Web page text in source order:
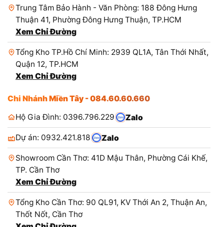
Trung Tâm Bảo Hành - Văn Phòng: 188 Đông Hưng
Thuận 41, Phường Đông Hưng Thuận, TP.HCM
Xem Chỉ Đường
Tổng Kho TP.Hồ Chí Minh: 2939 QL1A, Tân Thới Nhất,
Quận 12, TP.HCM
Xem Chỉ Đường
Chi Nhánh Miền Tây - 084.60.60.660
Hộ Gia Đình: 0396.796.229
Zalo
Dự án: 0932.421.818 Zalo
Showroom Cần Thơ: 41D Mậu Thân, Phường Cái Khế,
TP. Cần Thơ
Xem Chỉ Đường
Tổng Kho Cần Thơ: 90 QL91, KV Thới An 2, Thuận An,
Thốt Nốt, Cần Thơ